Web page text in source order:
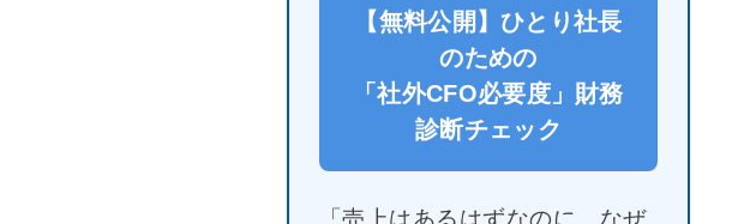
【無料公開】ひとり社長
のための
「社外CFO必要度」財務
診断チェック
「売上はあるはずなのに、なぜ